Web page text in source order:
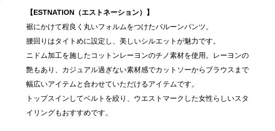
【ESTNATION（エストネーション）】
裾にかけて程良く丸いフォルムをつけたバルーンパンツ。
腰回りはタイトめに設定し、美しいシルエットが魅力です。
ニドム加工を施したコットンレーヨンのチノ素材を使用。レーヨンの
艶もあり、カジュアル過ぎない素材感でカットソーからブラウスまで
幅広いアイテムと合わせていただけるアイテムです。
トップスインしてベルトを絞り、ウエストマークした女性らしいスタ
イリングもおすすめです。